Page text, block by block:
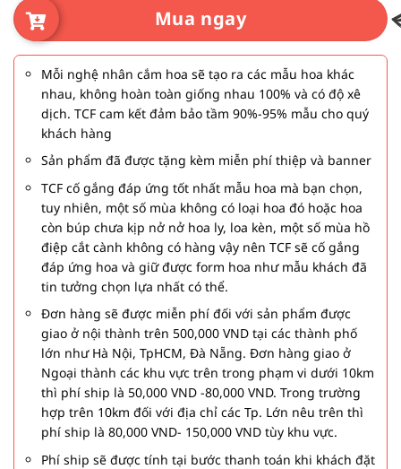
Mua ngay
Mỗi nghệ nhân cắm hoa sẽ tạo ra các mẫu hoa khác
nhau, không hoàn toàn giống nhau 100% và có độ xê
dịch. TCF cam kết đảm bảo tầm 90%-95% mẫu cho quý
khách hàng
Sản phẩm đã được tặng kèm miễn phí thiệp và banner
TCF cố gắng đáp ứng tốt nhất mẫu hoa mà bạn chọn,
tuy nhiên, một số mùa không có loại hoa đó hoặc hoa
còn búp chưa kịp nở nở hoa ly, loa kèn, một số mùa hồ
điệp cắt cành không có hàng vậy nên TCF sẽ cố gắng
đáp ứng hoa và giữ được form hoa như mẫu khách đã
tin tưởng chọn lựa nhất có thể.
Đơn hàng sẽ được miễn phí đối với sản phẩm được
giao ở nội thành trên 500,000 VND tại các thành phố
lớn như Hà Nội, TpHCM, Đà Nẵng. Đơn hàng giao ở
Ngoại thành các khu vực trên trong phạm vi dưới 10km
thì phí ship là 50,000 VND -80,000 VND. Trong trường
hợp trên 10km đối với địa chỉ các Tp. Lớn nêu trên thì
phí ship là 80,000 VND- 150,000 VND tùy khu vực.
Phí ship sẽ được tính tại bước thanh toán khi khách đặt